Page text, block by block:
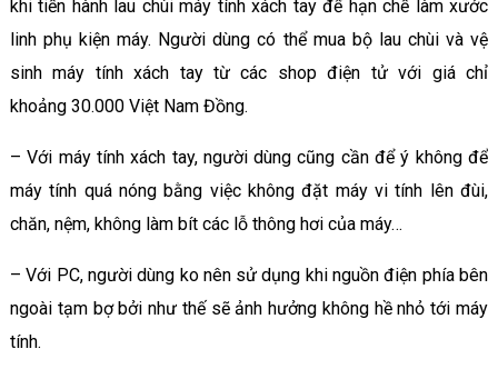
khi tiến hành lau chùi máy tính xách tay để hạn chế làm xước
linh phụ kiện máy. Người dùng có thể mua bộ lau chùi và vệ
sinh máy tính xách tay từ các shop điện tử với giá chỉ
khoảng 30.000 Việt Nam Đồng.
– Với máy tính xách tay, người dùng cũng cần để ý không để
máy tính quá nóng bằng việc không đặt máy vi tính lên đùi,
chăn, nệm, không làm bít các lỗ thông hơi của máy…
– Với PC, người dùng ko nên sử dụng khi nguồn điện phía bên
ngoài tạm bợ bởi như thế sẽ ảnh hưởng không hề nhỏ tới máy
tính.